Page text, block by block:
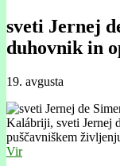
sveti Jernej
duhovnik in
19. avgusta
Kalábriji, sveti Jernej
puščavniškem
Vir